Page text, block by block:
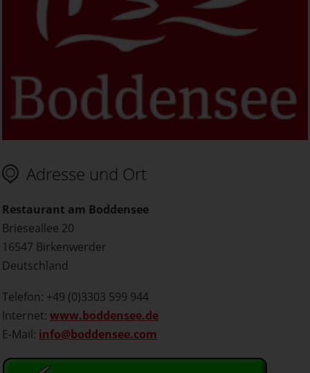
Adresse und Ort
Restaurant am Boddensee
Brieseallee 20
16547 Birkenwerder
Deutschland
Telefon: +49 (0)3303 599 944
Internet: www.boddensee.de
E-Mail: info@boddensee.com